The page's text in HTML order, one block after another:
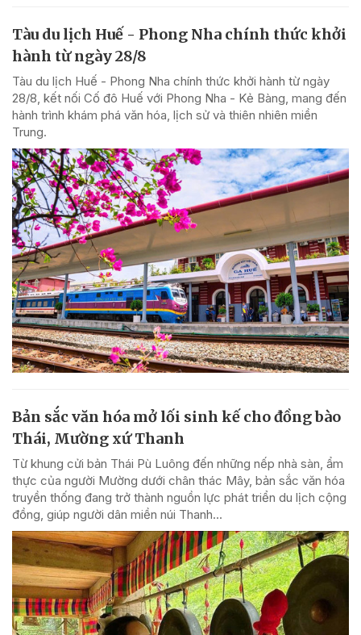
Tàu du lịch Huế - Phong Nha chính thức khởi
hành từ ngày 28/8
Tàu du lịch Huế - Phong Nha chính thức khởi hành từ ngày
28/8, kết nối Cố đô Huế với Phong Nha - Kẻ Bàng, mang đến
hành trình khám phá văn hóa, lịch sử và thiên nhiên miền
Trung.
Bản sắc văn hóa mở lối sinh kế cho đồng bào
Thái, Mường xứ Thanh
Từ khung cửi bản Thái Pù Luông đến những nếp nhà sàn, ẩm
thực của người Mường dưới chân thác Mây, bản sắc văn hóa
truyền thống đang trở thành nguồn lực phát triển du lịch cộng
đồng, giúp người dân miền núi Thanh...